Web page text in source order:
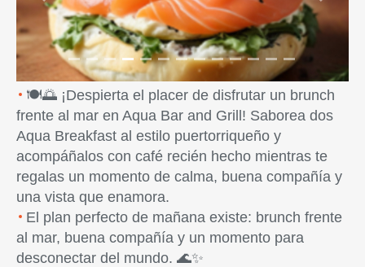
🍽️🌅 ¡Despierta el placer de disfrutar un brunch
frente al mar en Aqua Bar and Grill! Saborea dos
Aqua Breakfast al estilo puertorriqueño y
acompáñalos con café recién hecho mientras te
regalas un momento de calma, buena compañía y
una vista que enamora.
El plan perfecto de mañana existe: brunch frente
al mar, buena compañía y un momento para
desconectar del mundo. 🌊✨